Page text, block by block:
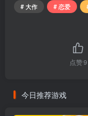
# 大作
# 恋爱
点赞9
今日推荐游戏